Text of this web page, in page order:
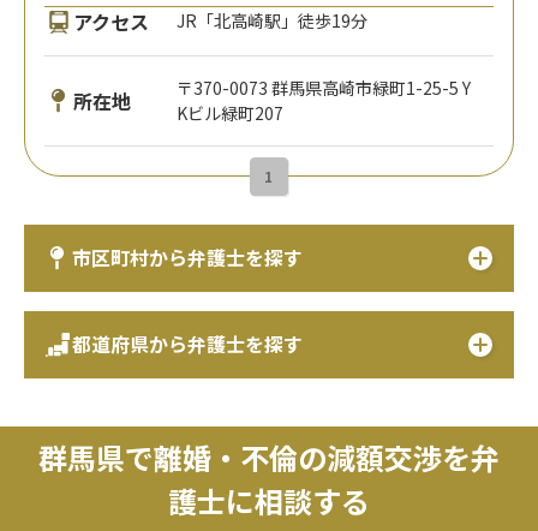
アクセス JR「北高崎駅」徒歩19分
所在地
〒370-0073 群馬県高崎市緑町1-25-5 Y
Kビル緑町207
1
市区町村から弁護士を探す
都道府県から弁護士を探す
群馬県で離婚・不倫の減額交渉を弁
護士に相談する